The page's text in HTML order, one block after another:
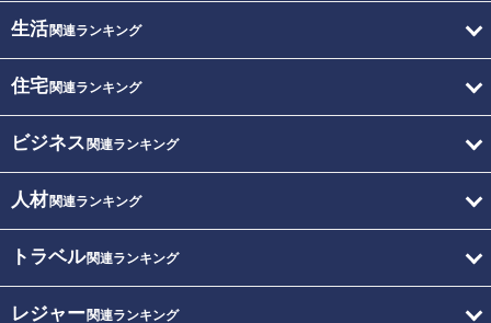
生活関連ランキング
住宅関連ランキング
ビジネス 関連ランキング
人材関連ランキング
トラベル関連ランキング
レジャー関連ランキング